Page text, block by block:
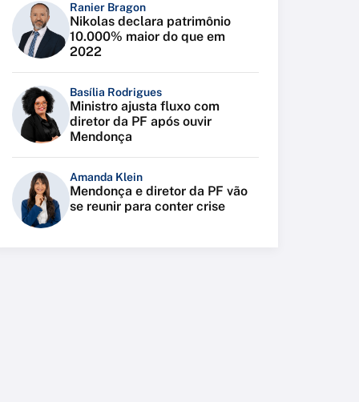
Ranier Bragon
Nikolas declara patrimônio
10.000% maior do que em
2022
Basília Rodrigues
Ministro ajusta fluxo com
diretor da PF após ouvir
Mendonça
Amanda Klein
Mendonça e diretor da PF vão
se reunir para conter crise